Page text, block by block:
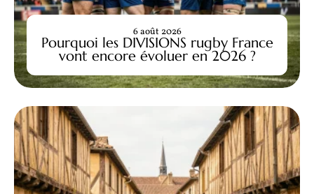
Pourquoi les DIVISIONS rugby France
vont encore évoluer en 2026 ?
6 août 2026